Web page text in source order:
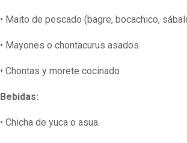
• Maito de pescado (bagre, bocachico,
• Mayones o chontacurus asados.
• Chontas y morete cocinado
Bebidas:
• Chicha de yuca o asua.